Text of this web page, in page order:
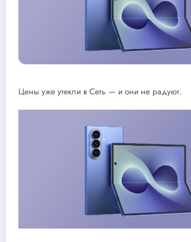
Цены уже утекли в Сеть — и они не радуют.